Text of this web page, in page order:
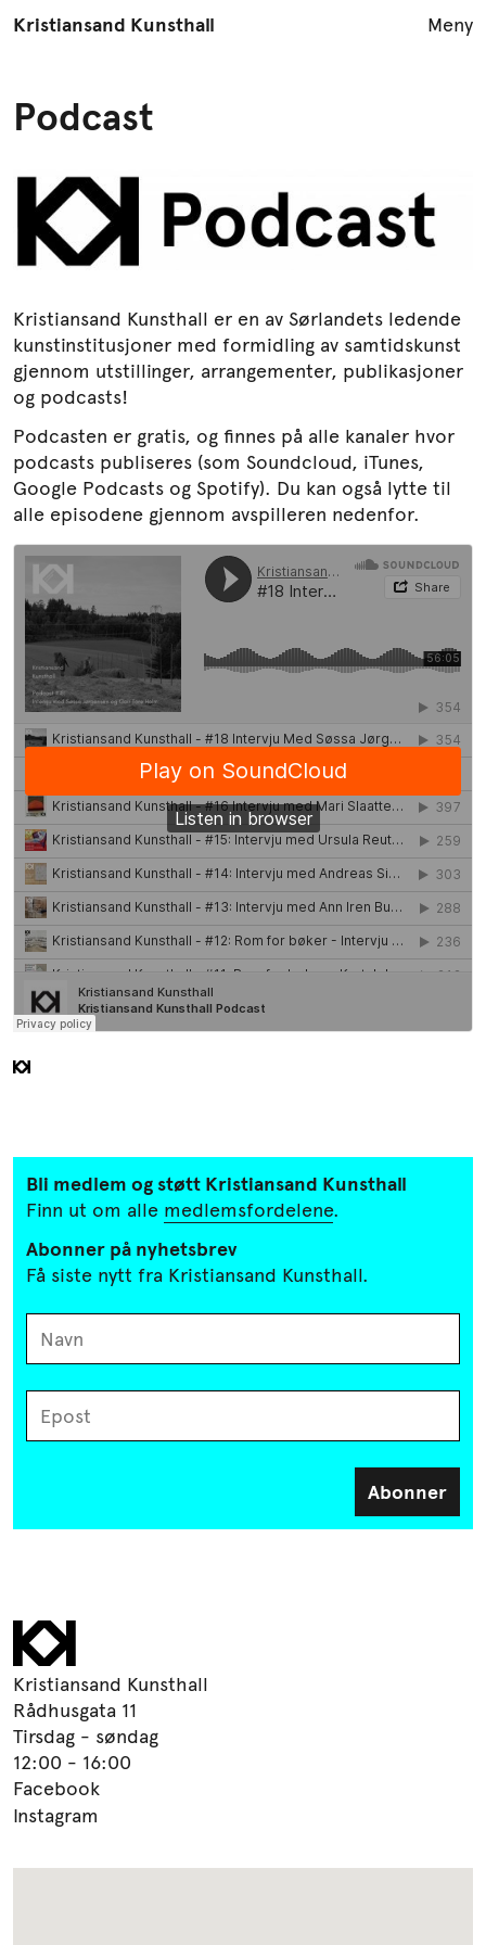
Meny
Kristiansand Kunsthall
Åpningstider
LES KUNST
Podcast
YouTube
Publikasjoner
English
Søk
Podcast
Kristiansand Kunsthall er en av Sørlandets ledende
kunstinstitusjoner med formidling av samtidskunst
gjennom utstillinger, arrangementer, publikasjoner
og podcasts!
Podcasten er gratis, og finnes på alle kanaler hvor
podcasts publiseres (som Soundcloud, iTunes,
Google Podcasts og Spotify). Du kan også lytte til
alle episodene gjennom avspilleren nedenfor.
Bli medlem og støtt Kristiansand Kunsthall
Finn ut om alle medlemsfordelene.
Abonner på nyhetsbrev
Få siste nytt fra Kristiansand Kunsthall.
Kristiansand Kunsthall
Rådhusgata 11
Tirsdag - søndag
12:00 - 16:00
Facebook
Instagram